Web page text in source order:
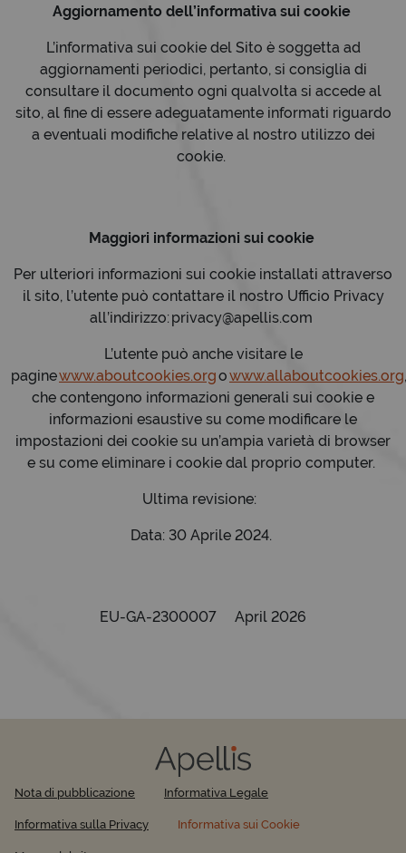
Aggiornamento dell’informativa sui cookie
L’informativa sui cookie del Sito è soggetta ad
aggiornamenti periodici, pertanto, si consiglia di
consultare il documento ogni qualvolta si accede al
sito, al fine di essere adeguatamente informati riguardo
a eventuali modifiche relative al nostro utilizzo dei
cookie.
Maggiori informazioni sui cookie
Per ulteriori informazioni sui cookie installati attraverso
il sito, l’utente può contattare il nostro Ufficio Privacy
all’indirizzo: privacy@apellis.com
L’utente può anche visitare le
paginewww.aboutcookies.orgowww.allaboutcookies.org,
che contengono informazioni generali sui cookie e
informazioni esaustive su come modificare le
impostazioni dei cookie su un’ampia varietà di browser
e su come eliminare i cookie dal proprio computer.
Ultima revisione:
Data: 30 Aprile 2024.
EU-GA-2300007 April 2026
Nota di pubblicazione Informativa Legale
Informativa sulla Privacy Informativa sui Cookie